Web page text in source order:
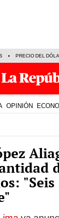
PRECIO DEL
OPINIÓN
"Seis